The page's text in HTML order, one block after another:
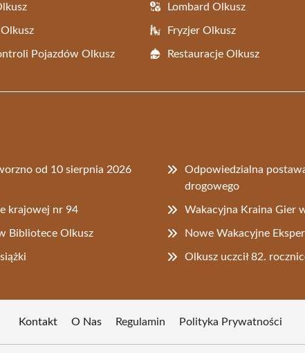
Lombard Olkusz
Fryzjer Olkusz
Pojazdów Olkusz Restauracje Olkusz
od 10 sierpnia 2026
Odpowiedzialna
drogowego
krajowej nr 94 Wakacyjna Kraina Gier
Bibliotece Olkusz Nowe Wakacyjne
Olkusz uczcił 82.
Kontakt O Nas Regulamin Polityka Prywatności